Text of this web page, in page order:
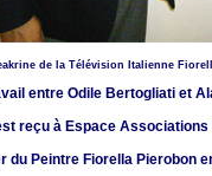
de la Télévision Italienne
entre Odile Bertogliati et
reçu à Espace Associations
du Peintre Fiorella Pierobon